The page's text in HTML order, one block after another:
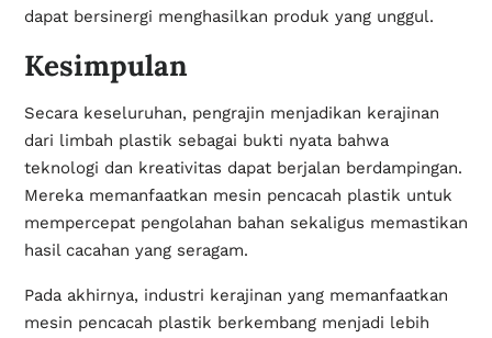
dapat bersinergi menghasilkan produk yang unggul.
Kesimpulan
Secara keseluruhan, pengrajin menjadikan kerajinan
dari limbah plastik sebagai bukti nyata bahwa
teknologi dan kreativitas dapat berjalan berdampingan.
Mereka memanfaatkan mesin pencacah plastik untuk
mempercepat pengolahan bahan sekaligus memastikan
hasil cacahan yang seragam.
Pada akhirnya, industri kerajinan yang memanfaatkan
mesin pencacah plastik berkembang menjadi lebih